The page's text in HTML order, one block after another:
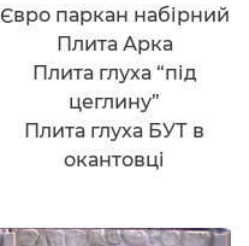
Євро паркан набірний
Плита Арка
Плита глуха “під
цеглину”
Плита глуха БУТ в
окантовці